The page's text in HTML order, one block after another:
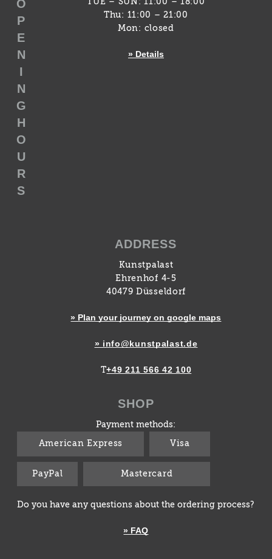
O
P
E
N
I
N
G
H
O
U
R
S
TUE – SUN: 11:00 – 18:00
Thu: 11:00 – 21:00
Mon: closed
» Details
ADDRESS
Kunstpalast
Ehrenhof 4-5
40479 Düsseldorf
» Plan your journey on google maps
» info@kunstpalast.de
T+49 211 566 42 100
SHOP
Payment methods:
American Express Visa
PayPal Mastercard
Do you have any questions about the ordering process?
» FAQ